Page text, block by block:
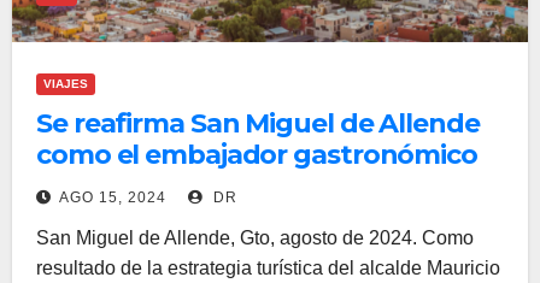
VIAJES
Se reafirma San Miguel de Allende
como el embajador gastronómico
de Guanajuato
AGO 15, 2024 DR
San Miguel de Allende, Gto, agosto de 2024. Como
resultado de la estrategia turística del alcalde Mauricio